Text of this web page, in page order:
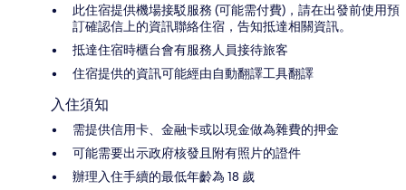
此住宿提供機場接駁服務 (可能需付費)，請在出發前使用預
訂確認信上的資訊聯絡住宿，告知抵達相關資訊。
抵達住宿時櫃台會有服務人員接待旅客
住宿提供的資訊可能經由自動翻譯工具翻譯
入住須知
需提供信用卡、金融卡或以現金做為雜費的押金
可能需要出示政府核發且附有照片的證件
辦理入住手續的最低年齡為 18 歲